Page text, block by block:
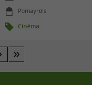
Pomayrols
Cinéma